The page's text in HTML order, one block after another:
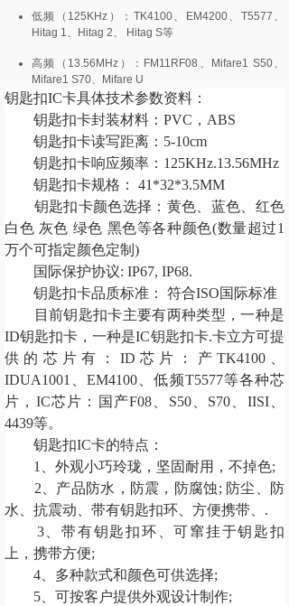
低频（125KHz）：TK4100、EM4200、T5577、
Hitag 1、Hitag 2、 Hitag S等
高频（13.56MHz）：FM11RF08、Mifare1 S50、
Mifare1 S70、Mifare U
钥匙扣IC卡具体技术参数资料：
钥匙扣卡封装材料：PVC，ABS
钥匙扣卡读写距离：5-10cm
钥匙扣卡响应频率：125KHz.13.56MHz
钥匙扣卡规格： 41*32*3.5MM
钥匙扣卡颜色选择：黄色、蓝色、红色
白色 灰色 绿色 黑色等各种颜色(数量超过1
万个可指定颜色定制)
国际保护协议: IP67, IP68.
钥匙扣卡品质标准： 符合ISO国际标准
目前钥匙扣卡主要有两种类型，一种是
ID钥匙扣卡，一种是IC钥匙扣卡.卡立方可提
供的芯片有：ID芯片：产TK4100、
IDUA1001、EM4100、低频T5577等各种芯
片，IC芯片：国产F08、S50、S70、IISI、
4439等。
钥匙扣IC卡的特点：
1、外观小巧玲珑，坚固耐用，不掉色;
2、产品防水，防震，防腐蚀; 防尘、防
水、抗震动、带有钥匙扣环、方便携带、.
3、带有钥匙扣环、可窜挂于钥匙扣
上，携带方便;
4、多种款式和颜色可供选择;
5、可按客户提供外观设计制作;